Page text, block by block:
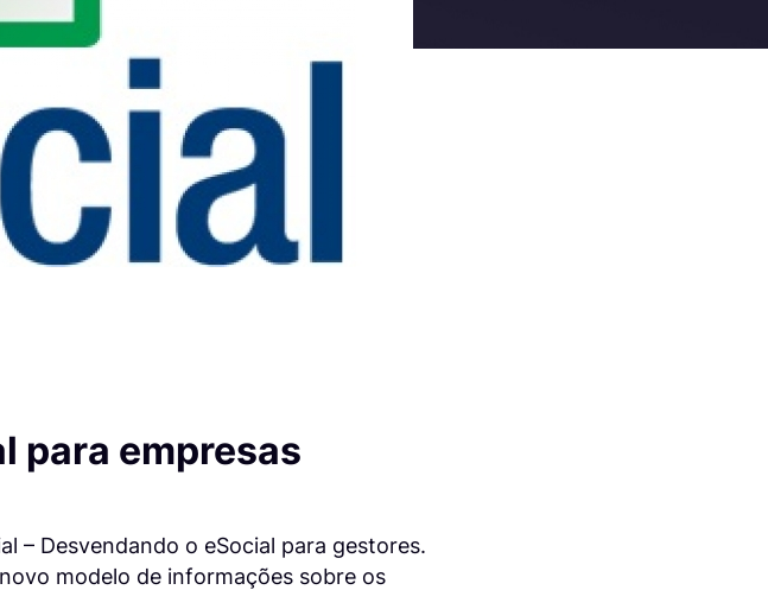
para empresas
– Desvendando o eSocial para gestores.
modelo de informações sobre os